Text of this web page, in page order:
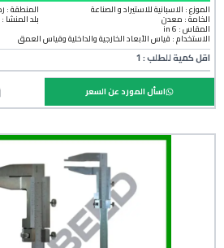
الموزع : الاسبانية للاستيراد و الصناعة
الخامة : معدن
المنطقة :
بلد المنشأ :
المقاس : 6 in
الاستخدام : قياس الأبعاد الخارجية والداخلية وقياس العمق
اقل كمية للطلب : 1
اسأل المورد عن السعر